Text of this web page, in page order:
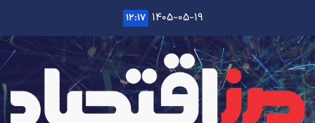
content
۱۴۰۵-۰۵-۱۹ ۱۲:۱۷